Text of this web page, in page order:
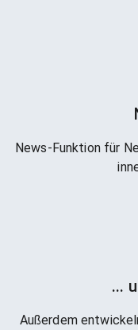
News-Funktion für
...
Außerdem